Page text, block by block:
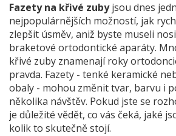
Fazety na křivé zubyjsou dnes
nejpopulárnějších možností, jak
zlepšit úsměv, aniž byste museli
braketové ortodontické aparáty.
křivé zuby znamenají roky
pravda. Fazety - tenké keramické
obaly - mohou změnit tvar, barvu i
několika návštěv. Pokud jste se
je důležité vědět, co vás čeká, jaké
kolik to skutečně stojí.